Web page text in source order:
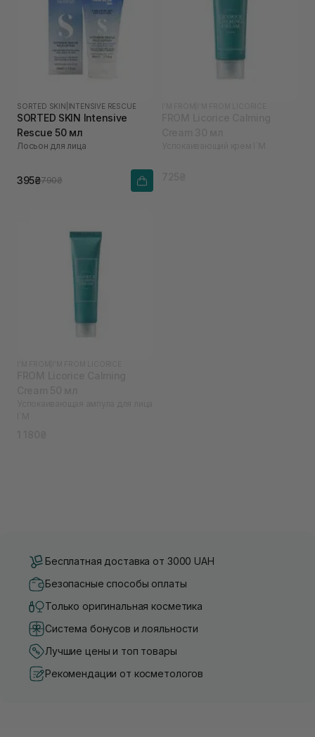
SORTED SKIN INTENSIVE RESCUE
SORTED SKIN Intensive
Rescue 50 мл
Лосьон для лица
395₴790₴
Бесплатная доставка от 3000 UAH
Безопасные способы оплаты
Только оригинальная косметика
Система бонусов и лояльности
Лучшие цены и топ товары
Рекомендации от косметологов